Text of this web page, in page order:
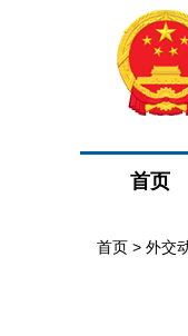
首页
首页 > 外交